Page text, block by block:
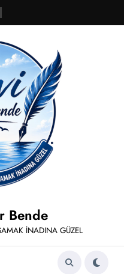
Bende
İNADINA GÜZEL